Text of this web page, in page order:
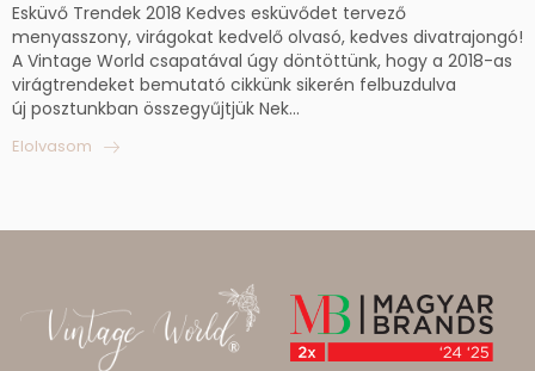
Esküvő Trendek 2018 Kedves esküvődet tervező
menyasszony, virágokat kedvelő olvasó, kedves divatrajongó!
A Vintage World csapatával úgy döntöttünk, hogy a 2018-as
virágtrendeket bemutató cikkünk sikerén felbuzdulva
új posztunkban összegyűjtjük Nek...
Elolvasom